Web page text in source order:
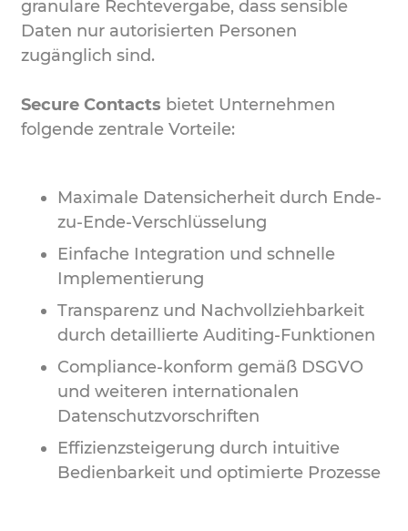
granulare Rechtevergabe, dass sensible
Daten nur autorisierten Personen
zugänglich sind.
Secure Contacts bietet Unternehmen
folgende zentrale Vorteile:
Maximale Datensicherheit durch Ende-
zu-Ende-Verschlüsselung
Einfache Integration und schnelle
Implementierung
Transparenz und Nachvollziehbarkeit
durch detaillierte Auditing-Funktionen
Compliance-konform gemäß DSGVO
und weiteren internationalen
Datenschutzvorschriften
Effizienzsteigerung durch intuitive
Bedienbarkeit und optimierte Prozesse